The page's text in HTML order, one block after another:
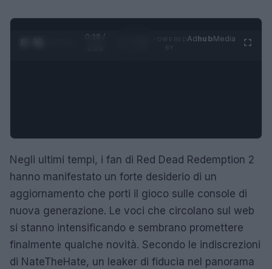
0:28 /
AdhubMedia
Negli ultimi tempi, i fan di Red Dead Redemption 2
hanno manifestato un forte desiderio di un
aggiornamento che porti il gioco sulle console di
nuova generazione. Le voci che circolano sul web
si stanno intensificando e sembrano promettere
finalmente qualche novità. Secondo le indiscrezioni
di NateTheHate, un leaker di fiducia nel panorama